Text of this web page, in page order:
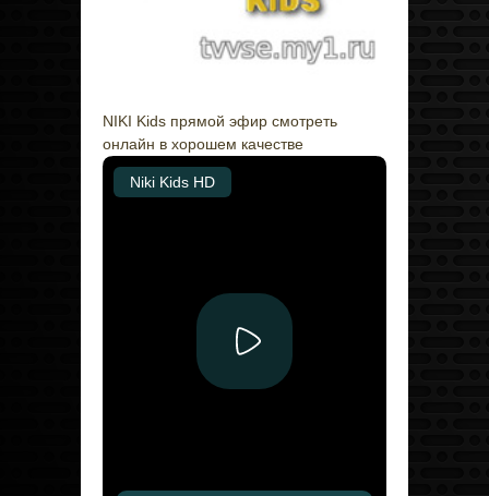
NIKI Kids прямой эфир смотреть
онлайн в хорошем качестве